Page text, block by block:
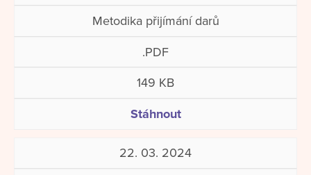
Metodika přijímání darů
.PDF
149 KB
Stáhnout
22. 03. 2024